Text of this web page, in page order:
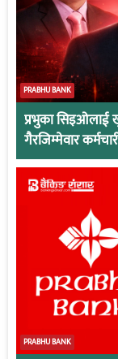
PRABHU BANK
प्रभुका सिइओलाई
गैरजिम्मेवार
PRABHU BANK